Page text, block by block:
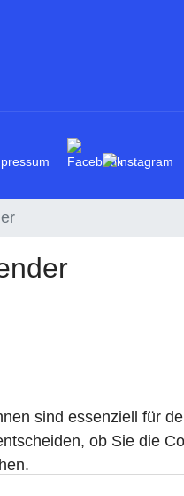
sind essenziell für
ob Sie die